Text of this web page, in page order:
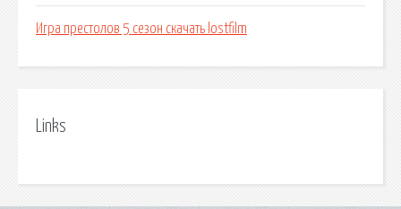
Игра престолов 5 сезон скачать lostfilm
Links